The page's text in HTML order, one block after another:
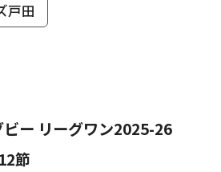
戸田
ー リーグワン2025-26
節